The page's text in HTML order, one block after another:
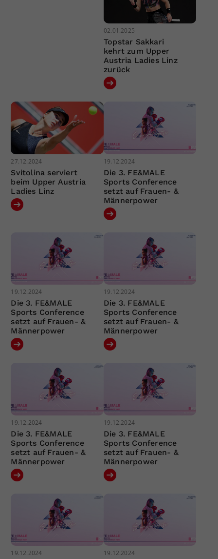
02.01.2025
Topstar Sakkari
kehrt zum Upper
Austria Ladies Linz
zurück
27.12.2024
Svitolina serviert
beim Upper Austria
Ladies Linz
19.12.2024
Die 3. FE&MALE
Sports Conference
setzt auf Frauen- &
Männerpower
19.12.2024
Die 3. FE&MALE
Sports Conference
setzt auf Frauen- &
Männerpower
19.12.2024
Die 3. FE&MALE
Sports Conference
setzt auf Frauen- &
Männerpower
19.12.2024
Die 3. FE&MALE
Sports Conference
setzt auf Frauen- &
Männerpower
19.12.2024
Die 3. FE&MALE
Sports Conference
setzt auf Frauen- &
Männerpower
19.12.2024 19.12.2024